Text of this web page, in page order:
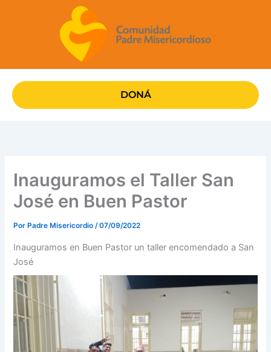
DONÁ
Inauguramos el Taller San
José en Buen Pastor
Por Padre Misericordio/07/09/2022
Inauguramos en Buen Pastor un taller encomendado a San
José